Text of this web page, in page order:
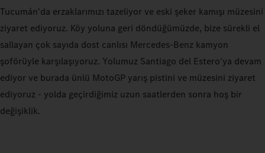
Tucumán'da erzaklarımızı tazeliyor ve eski şeker kamışı müzesini
ziyaret ediyoruz. Köy yoluna geri döndüğümüzde, bize sürekli el
sallayan çok sayıda dost canlısı Mercedes-Benz kamyon
şoförüyle karşılaşıyoruz. Yolumuz Santiago del Estero'ya devam
ediyor ve burada ünlü MotoGP yarış pistini ve müzesini ziyaret
ediyoruz - yolda geçirdiğimiz uzun saatlerden sonra hoş bir
değişiklik.